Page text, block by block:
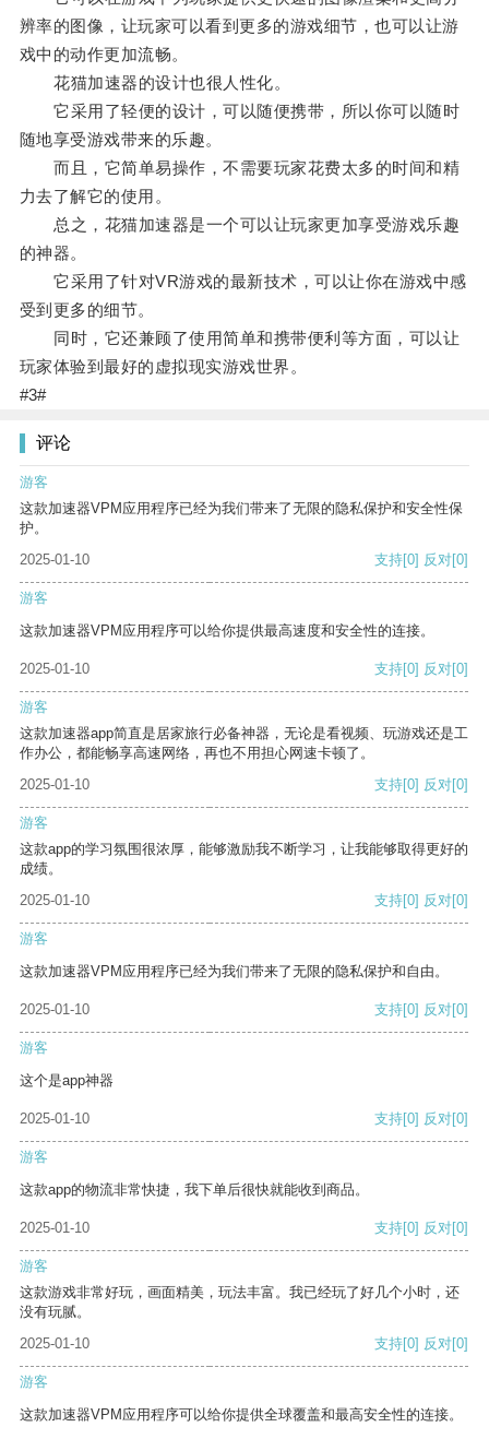
辨率的图像，让玩家可以看到更多的游戏细节，也可以让游
戏中的动作更加流畅。
花猫加速器的设计也很人性化。
它采用了轻便的设计，可以随便携带，所以你可以随时
随地享受游戏带来的乐趣。
而且，它简单易操作，不需要玩家花费太多的时间和精
力去了解它的使用。
总之，花猫加速器是一个可以让玩家更加享受游戏乐趣
的神器。
它采用了针对VR游戏的最新技术，可以让你在游戏中感
受到更多的细节。
同时，它还兼顾了使用简单和携带便利等方面，可以让
玩家体验到最好的虚拟现实游戏世界。
#3#
评论
游客
这款加速器VPM应用程序已经为我们带来了无限的隐私保护和安全性保
护。
2025-01-10
支持[0] 反对[0]
游客
这款加速器VPM应用程序可以给你提供最高速度和安全性的连接。
2025-01-10 支持[0] 反对[0]
游客
这款加速器app简直是居家旅行必备神器，无论是看视频、玩游戏还是工
作办公，都能畅享高速网络，再也不用担心网速卡顿了。
2025-01-10
支持[0] 反对[0]
游客
这款app的学习氛围很浓厚，能够激励我不断学习，让我能够取得更好的
成绩。
2025-01-10
支持[0] 反对[0]
游客
这款加速器VPM应用程序已经为我们带来了无限的隐私保护和自由。
2025-01-10 支持[0] 反对[0]
游客
这个是app神器
2025-01-10 支持[0] 反对[0]
游客
这款app的物流非常快捷，我下单后很快就能收到商品。
2025-01-10 支持[0] 反对[0]
游客
这款游戏非常好玩，画面精美，玩法丰富。我已经玩了好几个小时，还
没有玩腻。
2025-01-10
支持[0] 反对[0]
游客
这款加速器VPM应用程序可以给你提供全球覆盖和最高安全性的连接。